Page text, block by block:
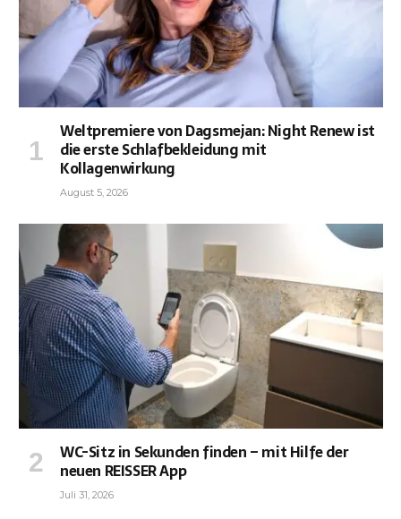
Weltpremiere von Dagsmejan: Night Renew ist
die erste Schlafbekleidung mit
Kollagenwirkung
August 5, 2026
WC-Sitz in Sekunden finden – mit Hilfe der
neuen REISSER App
Juli 31, 2026